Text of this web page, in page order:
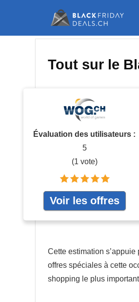
Tout sur le
Évaluation des utilisateurs :
5
(1 vote)
Voir les offres
Cette estimation
offres spéciales à cette
shopping le plus